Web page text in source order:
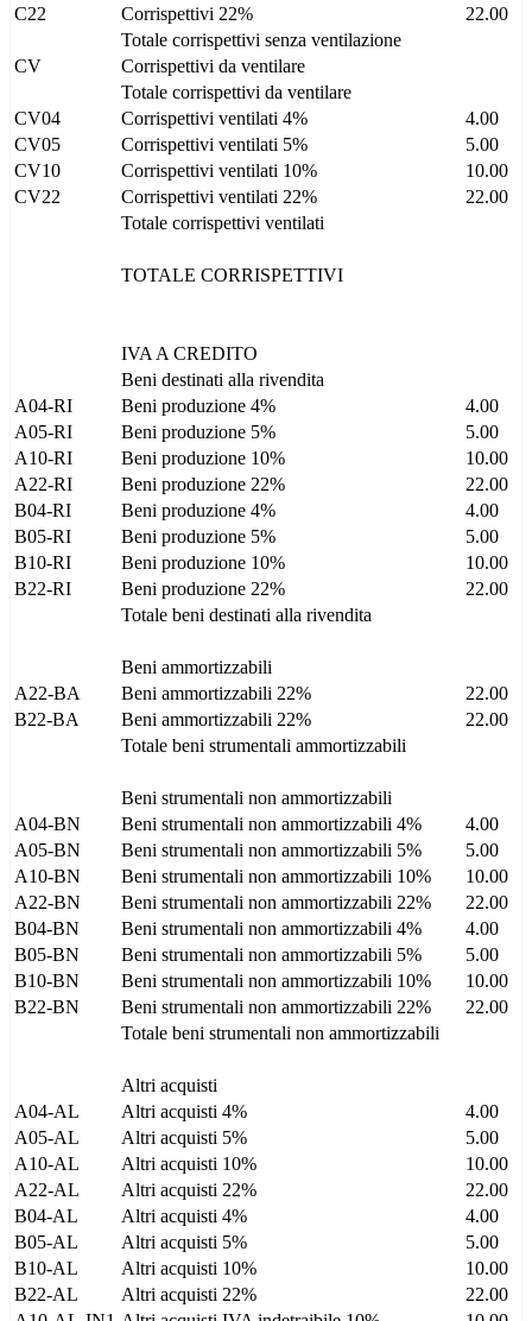
C22
Corrispettivi 22%
22.00
Totale corrispettivi senza ventilazione
CV
Corrispettivi da ventilare
Totale corrispettivi da ventilare
CV04
Corrispettivi ventilati 4%
4.00
CV05
Corrispettivi ventilati 5%
5.00
CV10
Corrispettivi ventilati 10%
10.00
CV22
Corrispettivi ventilati 22%
22.00
Totale corrispettivi ventilati
TOTALE CORRISPETTIVI
IVA A CREDITO
Beni destinati alla rivendita
A04-RI
Beni produzione 4%
4.00
A05-RI
Beni produzione 5%
5.00
A10-RI
Beni produzione 10%
10.00
A22-RI
Beni produzione 22%
22.00
B04-RI
Beni produzione 4%
4.00
B05-RI
Beni produzione 5%
5.00
B10-RI
Beni produzione 10%
10.00
B22-RI
Beni produzione 22%
22.00
Totale beni destinati alla rivendita
Beni ammortizzabili
A22-BA
Beni ammortizzabili 22%
22.00
B22-BA
Beni ammortizzabili 22%
22.00
Totale beni strumentali ammortizzabili
Beni strumentali non ammortizzabili
A04-BN
Beni strumentali non ammortizzabili 4%
4.00
A05-BN
Beni strumentali non ammortizzabili 5%
5.00
A10-BN
Beni strumentali non ammortizzabili 10%
10.00
A22-BN
Beni strumentali non ammortizzabili 22%
22.00
B04-BN
Beni strumentali non ammortizzabili 4%
4.00
B05-BN
Beni strumentali non ammortizzabili 5%
5.00
B10-BN
Beni strumentali non ammortizzabili 10%
10.00
B22-BN
Beni strumentali non ammortizzabili 22%
22.00
Totale beni strumentali non ammortizzabili
Altri acquisti
A04-AL
Altri acquisti 4%
4.00
A05-AL
Altri acquisti 5%
5.00
A10-AL
Altri acquisti 10%
10.00
A22-AL
Altri acquisti 22%
22.00
B04-AL
Altri acquisti 4%
4.00
B05-AL
Altri acquisti 5%
5.00
B10-AL
Altri acquisti 10%
10.00
B22-AL
Altri acquisti 22%
22.00